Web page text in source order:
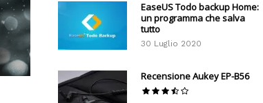
EaseUS Todo backup Home:
un programma che salva
tutto
30 Luglio 2020
Recensione Aukey EP-B56